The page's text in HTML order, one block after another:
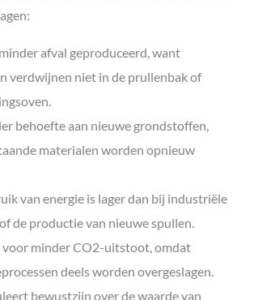
afval geproduceerd, want
verdwijnen niet in de prullenbak of
behoefte aan nieuwe grondstoffen,
materialen worden opnieuw
van energie is lager dan bij industriële
de productie van nieuwe spullen.
voor minder CO2-uitstoot, omdat
deels worden overgeslagen.
bewustzijn over de waarde van